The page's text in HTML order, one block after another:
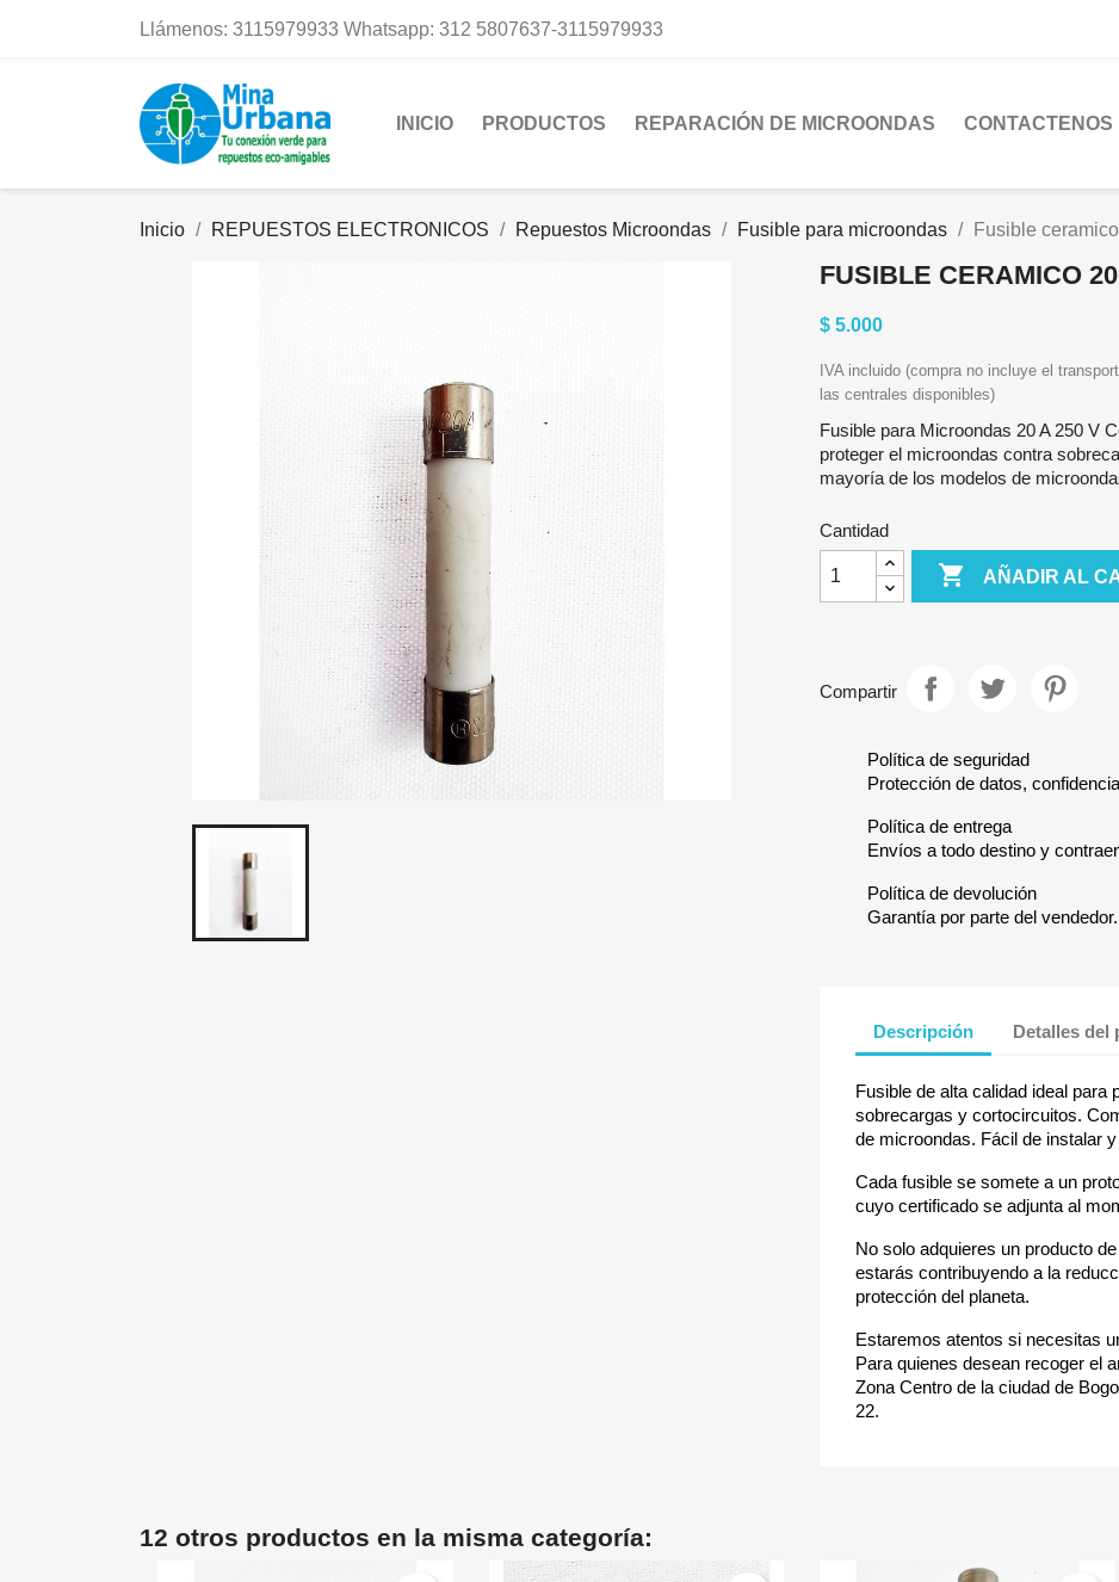
Llámenos: 3115979933 Whatsapp: 312 5807637-3115979933
INICIO PRODUCTOS REPARACIÓN DE MICROONDAS CONTACTENOS
Inicio REPUESTOS ELECTRONICOS Repuestos Microondas Fusible para microondas Fusible
FUSIBLE CERAMICO
$ 5.000
IVA incluido (compra no incluye el
las centrales disponibles)
Fusible para Microondas 20 A 250 V
proteger el microondas contra
mayoría de los modelos de
Cantidad
 AÑADIR AL
Compartir
Política de seguridad
Protección de datos,
Política de entrega
Envíos a todo destino y
Política de devolución
Garantía por parte del vendedor.
Descripción Detalles del
Fusible de alta calidad ideal para
sobrecargas y cortocircuitos.
de microondas. Fácil de instalar
Cada fusible se somete a un
cuyo certificado se adjunta al
No solo adquieres un producto
estarás contribuyendo a la
protección del planeta.
Estaremos atentos si necesitas
Para quienes desean recoger el
Zona Centro de la ciudad de
22.
12 otros productos en la misma categoría: